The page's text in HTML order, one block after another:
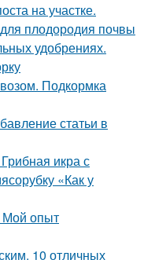
на участке.
плодородия почвы
удобрениях.
Подкормка
статьи в
икра с
«Как у
Мой опыт
10 отличных